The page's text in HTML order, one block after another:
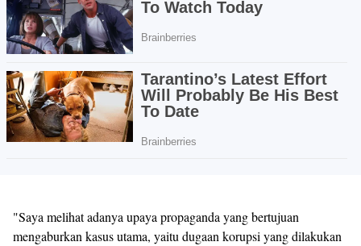
"Saya melihat adanya upaya propaganda yang bertujuan
mengaburkan kasus utama, yaitu dugaan korupsi yang dilakukan